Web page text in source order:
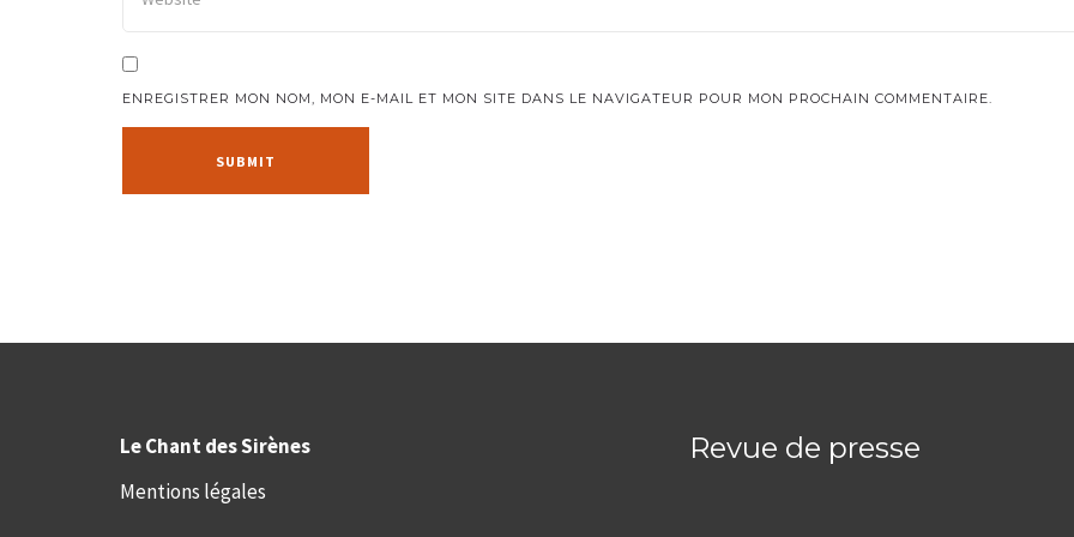
ENREGISTRER MON NOM, MON E-MAIL ET MON SITE DANS LE NAVIGATEUR POUR MON PROCHAIN COMMENTAIRE.
Le Chant des Sirènes
Mentions légales
Revue de presse